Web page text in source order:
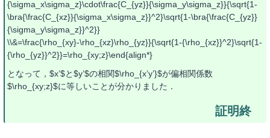
{\sigma_x\sigma_z}\cdot\frac{C_{yz}}{\sigma_y\sigma_z}}{\sqrt{1-
\bra{\frac{C_{xz}}{\sigma_x\sigma_z}}^2}\sqrt{1-\bra{\frac{C_{yz}}
{\sigma_y\sigma_z}}^2}}
\\&=\frac{\rho_{xy}-\rho_{xz}\rho_{yz}}{\sqrt{1-{\rho_{xz}}^2}\sqrt{1-
{\rho_{yz}}^2}}=\rho_{xy;z}\end{align*}
となって，$x’$と$y’$の相関$\rho_{x’y’}$が偏相関係数
$\rho_{xy;z}$に等しいことが分かりました．